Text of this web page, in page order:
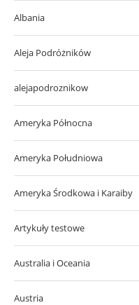
Albania
Aleja Podróżników
alejapodroznikow
Ameryka Północna
Ameryka Południowa
Ameryka Środkowa i Karaiby
Artykuły testowe
Australia i Oceania
Austria